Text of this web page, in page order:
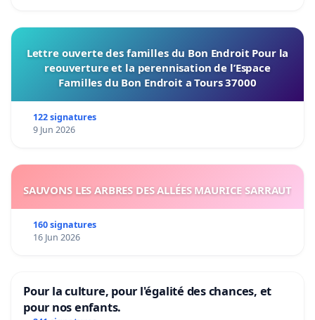
Lettre ouverte des familles du Bon Endroit Pour la
reouverture et la perennisation de l’Espace
Familles du Bon Endroit a Tours 37000
122 signatures
9 Jun 2026
SAUVONS LES ARBRES DES ALLÉES MAURICE SARRAUT
160 signatures
16 Jun 2026
Pour la culture, pour l'égalité des chances, et
pour nos enfants.